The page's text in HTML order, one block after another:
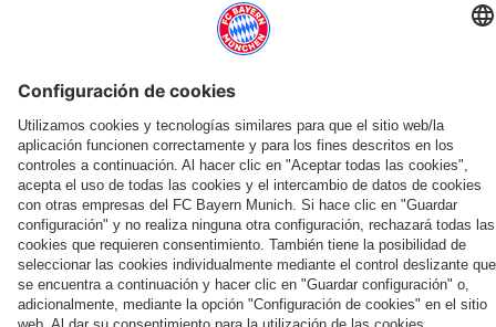
NOTICIAS RELACIONADAS
ENTREVISTA
VÍDEO
ENTREVISTA
Vincent
Kompany:
«Somos
un
equipo
que
¡INFÓRMATE AHORA!
Liveticker
del
FC
Bayern:
Toda
la
REVISTA DE SOCIOS 51
Previa
de
la
temporada:
los
récords
AUDI SUMMER TOUR 2026
Resumen:
Así
fue
el
viernes
del
FINAL DE LA GIRA POR ASIA
Victorias,
alcance
récord
y
cercanía
con
TRAS EL AUDI FOOTBALL SUMMIT
Vincent
Kompany:
«Es
bonito
recibir
una
AUDI FOOTBALL SUMMIT
GALERÍA
El
FC
Bayern
cierra
el
Audi
GALERÍA
GALERÍA
Las
mejores
imágenes
del
Audi
Football
COLABORADOR